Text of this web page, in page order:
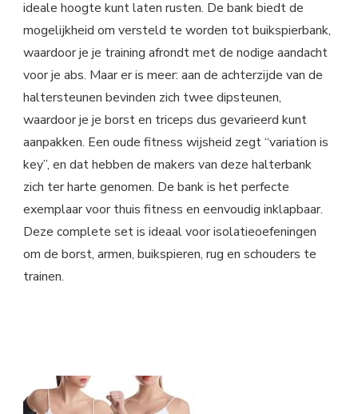
ideale hoogte kunt laten rusten. De bank biedt de
mogelijkheid om versteld te worden tot buikspierbank,
waardoor je je training afrondt met de nodige aandacht
voor je abs. Maar er is meer: aan de achterzijde van de
haltersteunen bevinden zich twee dipsteunen,
waardoor je je borst en triceps dus gevarieerd kunt
aanpakken. Een oude fitness wijsheid zegt “variation is
key”, en dat hebben de makers van deze halterbank
zich ter harte genomen. De bank is het perfecte
exemplaar voor thuis fitness en eenvoudig inklapbaar.
Deze complete set is ideaal voor isolatieoefeningen
om de borst, armen, buikspieren, rug en schouders te
trainen.